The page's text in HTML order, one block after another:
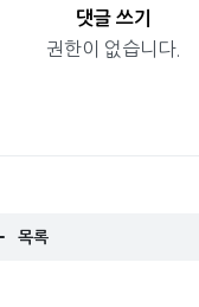
댓글 쓰기
권한이 없습니다.
목록